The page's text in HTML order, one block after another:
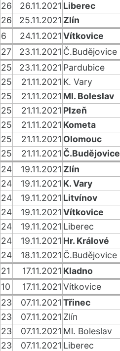
26
26.11.2021 Liberec
26
25.11.2021 Zlín
6
24.11.2021 Vítkovice
27
23.11.2021 Č.Budějovice
25
23.11.2021 Pardubice
25
21.11.2021 K. Vary
25
21.11.2021 Ml. Boleslav
25
21.11.2021 Plzeň
25
21.11.2021 Kometa
25
21.11.2021 Olomouc
25
21.11.2021 Č.Budějovice
24
19.11.2021 Zlín
24
19.11.2021 K. Vary
24
19.11.2021 Litvínov
24
19.11.2021 Vítkovice
24
19.11.2021 Liberec
24
19.11.2021 Hr. Králové
24
18.11.2021 Č.Budějovice
21
17.11.2021 Kladno
10
17.11.2021 Vítkovice
23
07.11.2021 Třinec
23
07.11.2021 Zlín
23
07.11.2021 Ml. Boleslav
23
07.11.2021 Liberec